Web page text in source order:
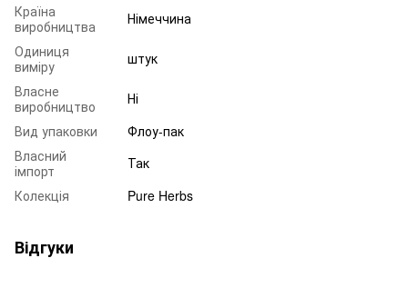
Країна
виробництва
Німеччина
Одиниця
виміру
штук
Власне
виробництво
Ні
Вид упаковки
Флоу-пак
Власний
імпорт
Так
Колекція
Pure Herbs
Відгуки